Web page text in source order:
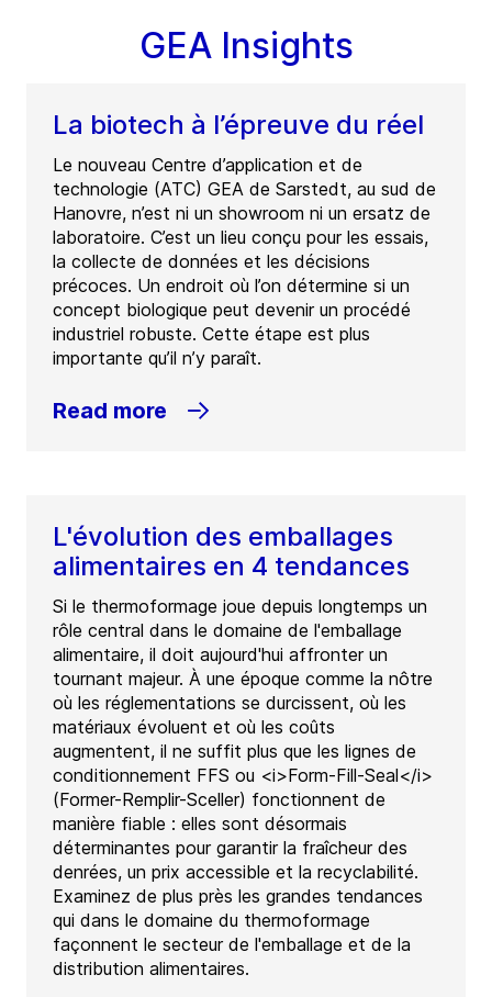
GEA Insights
La biotech à l’épreuve du réel
Le nouveau Centre d’application et de
technologie (ATC) GEA de Sarstedt, au sud de
Hanovre, n’est ni un showroom ni un ersatz de
laboratoire. C’est un lieu conçu pour les essais,
la collecte de données et les décisions
précoces. Un endroit où l’on détermine si un
concept biologique peut devenir un procédé
industriel robuste. Cette étape est plus
importante qu’il n’y paraît.
Read more
L'évolution des emballages
alimentaires en 4 tendances
Si le thermoformage joue depuis longtemps un
rôle central dans le domaine de l'emballage
alimentaire, il doit aujourd'hui affronter un
tournant majeur. À une époque comme la nôtre
où les réglementations se durcissent, où les
matériaux évoluent et où les coûts
augmentent, il ne suffit plus que les lignes de
conditionnement FFS ou <i>Form-Fill-Seal</i>
(Former-Remplir-Sceller) fonctionnent de
manière fiable : elles sont désormais
déterminantes pour garantir la fraîcheur des
denrées, un prix accessible et la recyclabilité.
Examinez de plus près les grandes tendances
qui dans le domaine du thermoformage
façonnent le secteur de l'emballage et de la
distribution alimentaires.